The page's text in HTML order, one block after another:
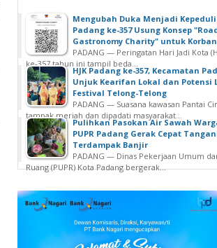
Mengubah Duka Menjadi
Padang ke-357 Usung Konsep
Gastronomy Charity" untuk
PADANG — Peringatan Hari Jadi Kota
ke-357 tahun ini tampil beda...
HJK Padang ke-357, Kecamatan
Unjuk Kearifan Lokal dan Potensi
Festival Telong-Telong
PADANG — Suasana kawasan Pantai
tampak meriah dan dipadati masyarakat...
Pulihkan Pasokan Air Sawah
PUPR Padang Gerak Cepat
Terdampak Banjir
PADANG — Dinas Pekerjaan Umum
Ruang (PUPR) Kota Padang bergerak...